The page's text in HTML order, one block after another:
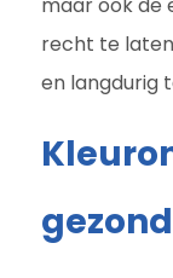
recht te
en langdurig